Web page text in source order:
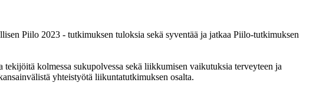
Piilo 2023 - tutkimuksen tuloksia sekä syventää ja jatkaa Piilo-tutkimuksen
kolmessa sukupolvessa sekä liikkumisen vaikutuksia terveyteen ja
yhteistyötä liikuntatutkimuksen osalta.